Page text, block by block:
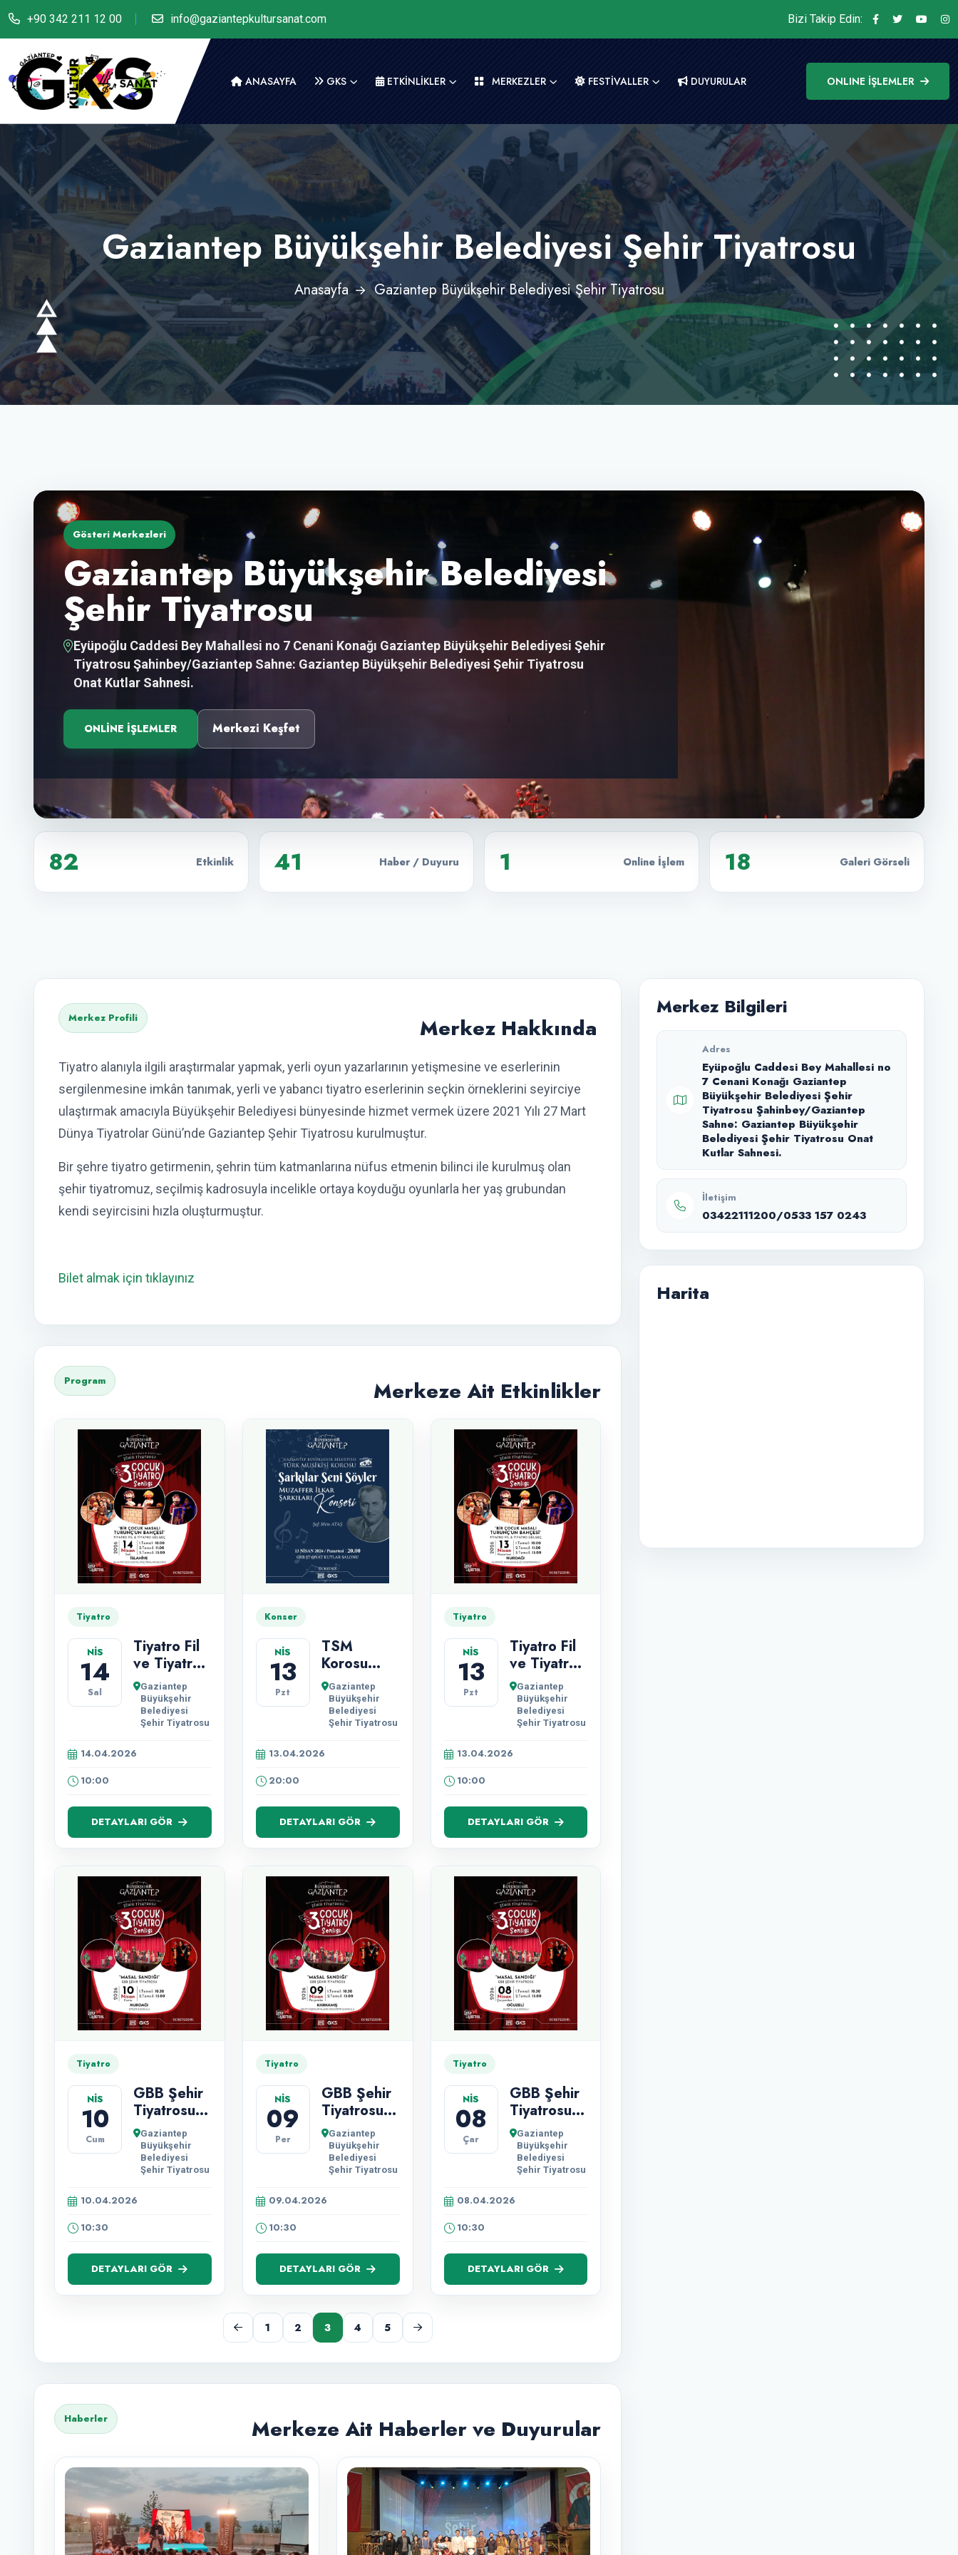
+90 342 211 12 00 info@gaziantepkultursanat.com Bizi Takip Edin:
ANASAYFA GKS ETKİNLİKLER MERKEZLER FESTİVALLER DUYURULAR ONLINE İŞLEMLER
Gaziantep Büyükşehir Belediyesi Şehir Tiyatrosu
Anasayfa Gaziantep Büyükşehir Belediyesi Şehir Tiyatrosu
Gösteri Merkezleri
Gaziantep Büyükşehir Belediyesi
Şehir Tiyatrosu
Eyüpoğlu Caddesi Bey Mahallesi no 7 Cenani Konağı Gaziantep Büyükşehir Belediyesi Şehir
Tiyatrosu Şahinbey/Gaziantep Sahne: Gaziantep Büyükşehir Belediyesi Şehir Tiyatrosu
Onat Kutlar Sahnesi.
ONLINE İŞLEMLER Merkezi Keşfet
82 Etkinlik 41 Haber / Duyuru 1 Online İşlem 18 Galeri Görseli
Merkez Profili Merkez Hakkında
Tiyatro alanıyla ilgili araştırmalar yapmak, yerli oyun yazarlarının yetişmesine ve eserlerinin
sergilenmesine imkân tanımak, yerli ve yabancı tiyatro eserlerinin seçkin örneklerini seyirciye
ulaştırmak amacıyla Büyükşehir Belediyesi bünyesinde hizmet vermek üzere 2021 Yılı 27 Mart
Dünya Tiyatrolar Günü’nde Gaziantep Şehir Tiyatrosu kurulmuştur.
Bir şehre tiyatro getirmenin, şehrin tüm katmanlarına nüfus etmenin bilinci ile kurulmuş olan
şehir tiyatromuz, seçilmiş kadrosuyla incelikle ortaya koyduğu oyunlarla her yaş grubundan
kendi seyircisini hızla oluşturmuştur.
Bilet almak için tıklayınız
Program Merkeze Ait Etkinlikler
Tiyatro
NİS
14
Sal
Tiyatro Fil
ve Tiyatro
Gülgeç
Tiyatrosu'nun
'Bir Çoçuk
Masalı
Turunç'un
Gaziantep
Büyükşehir
Belediyesi
Şehir Tiyatrosu
14.04.2026
10:00
DETAYLARI GÖR
Konser
NİS
13
Pzt
TSM
Korosu
Muzaffer
İlkar
Şarkıları
Konseri
Gaziantep
Büyükşehir
Belediyesi
Şehir Tiyatrosu
13.04.2026
20:00
DETAYLARI GÖR
Tiyatro
NİS
13
Pzt
Tiyatro Fil
ve Tiyatro
Gülgeç
Tiyatrosu'nun
'Bir Çoçuk
Masalı
Turunç'un
Gaziantep
Büyükşehir
Belediyesi
Şehir Tiyatrosu
13.04.2026
10:00
DETAYLARI GÖR
Tiyatro
NİS
10
Cum
GBB Şehir
Tiyatrosu
'Masal
Sandığı '
Oyunu
Gösterimi.
Gaziantep
Büyükşehir
Belediyesi
Şehir Tiyatrosu
10.04.2026
10:30
DETAYLARI GÖR
Tiyatro
NİS
09
Per
GBB Şehir
Tiyatrosu
'Masal
Sandığı '
Oyunu
Gösterimi.
Gaziantep
Büyükşehir
Belediyesi
Şehir Tiyatrosu
09.04.2026
10:30
DETAYLARI GÖR
Tiyatro
NİS
08
Çar
GBB Şehir
Tiyatrosu
'Masal
Sandığı '
Oyunu
Gösterimi.
Gaziantep
Büyükşehir
Belediyesi
Şehir Tiyatrosu
08.04.2026
10:30
DETAYLARI GÖR
1 2 3 4 5
Haberler Merkeze Ait Haberler ve Duyurular
Merkez Bilgileri
Adres
Eyüpoğlu Caddesi Bey Mahallesi no
7 Cenani Konağı Gaziantep
Büyükşehir Belediyesi Şehir
Tiyatrosu Şahinbey/Gaziantep
Sahne: Gaziantep Büyükşehir
Belediyesi Şehir Tiyatrosu Onat
Kutlar Sahnesi.
İletişim
03422111200/0533 157 0243
Harita